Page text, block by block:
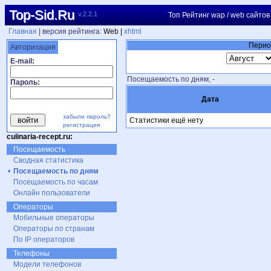
Top-Sid.Ru v.2.2.1
Топ Рейтинг wap / web сайтов
Главная
| версия рейтинга: Web | xhtml
Авторизация
E-mail:
Пароль:
забыли пароль?
регистрация
culinaria-recept.ru:
Посещаемость
Сводная статистика
• Посещаемость по дням
Посещаемость по часам
Онлайн пользователи
Операторы
Мобильные операторы
Операторы по странам
По IP операторов
Телефоны
Модели телефонов
Посещаемость по дням, -
Дата
Статистики ещё нету